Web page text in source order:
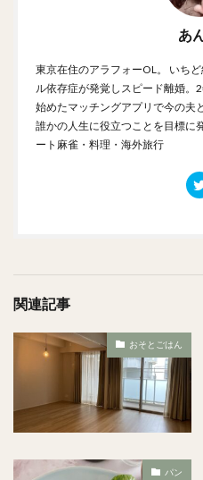
あ
東京在住のアラフォーOL。 いち
ル依存症が発覚しスピード離婚。
始めたマッチングアプリで今の夫
誰かの人生に役立つことを目標に
ート麻雀・料理・海外旅行
関連記事
おそとごはん
パン